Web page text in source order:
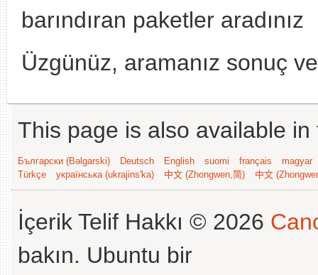
barındıran paketler aradınız
Üzgünüz, aramanız sonuç
This page is also available
Български (Bəlgarski) Deutsch English suomi français
magyar
Türkçe
українська (ukrajins'ka) 中文 (Zhongwen,简) 中文
İçerik Telif Hakkı © 2026
bakın. Ubuntu bir